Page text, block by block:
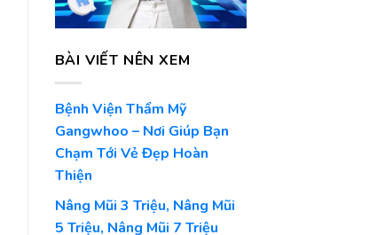
BÀI VIẾT NÊN XEM
Bệnh Viện Thẩm Mỹ
Gangwhoo – Nơi Giúp Bạn
Chạm Tới Vẻ Đẹp Hoàn
Thiện
Nâng Mũi 3 Triệu, Nâng Mũi
5 Triệu, Nâng Mũi 7 Triệu